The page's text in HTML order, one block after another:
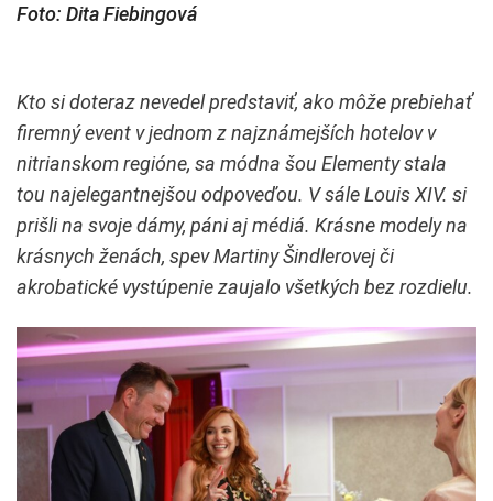
Foto: Dita Fiebingová
Kto si doteraz nevedel predstaviť, ako môže prebiehať
firemný event v jednom z najznámejších hotelov v
nitrianskom regióne, sa módna šou Elementy stala
tou najelegantnejšou odpoveďou. V sále Louis XIV. si
prišli na svoje dámy, páni aj médiá. Krásne modely na
krásnych ženách, spev Martiny Šindlerovej či
akrobatické vystúpenie zaujalo všetkých bez rozdielu.